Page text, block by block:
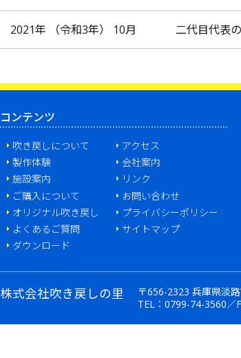
2021年 （令和3年） 10月 二代目代表
コンテンツ
吹き戻しについて
製作体験
施設案内
ご購入について
オリジナル吹き戻し
よくあるご質問
ダウンロード
アクセス
会社案内
リンク
お問い合わせ
プライバシーポリシー
サイトマップ
株式会社吹き戻しの里
〒656-2323 兵庫県淡
TEL： 0799-74-3560／